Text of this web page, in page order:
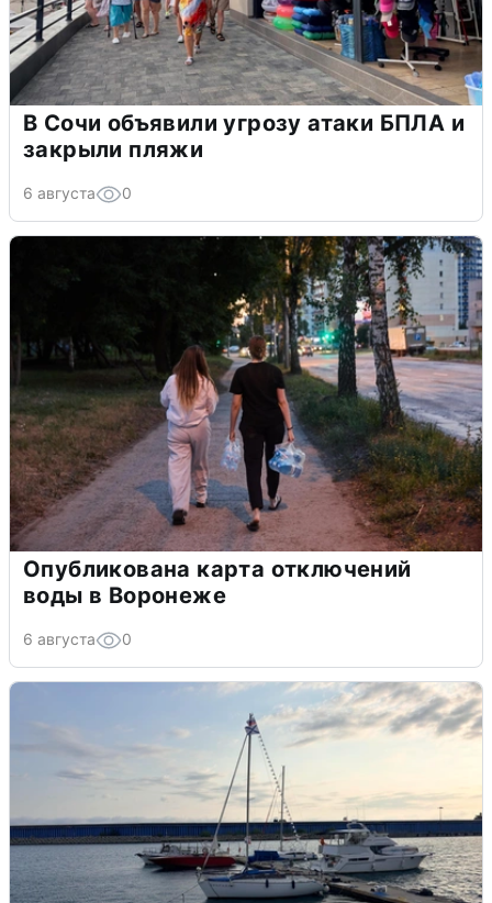
В Сочи объявили угрозу атаки БПЛА и
закрыли пляжи
6 августа 0
Опубликована карта отключений
воды в Воронеже
6 августа 0